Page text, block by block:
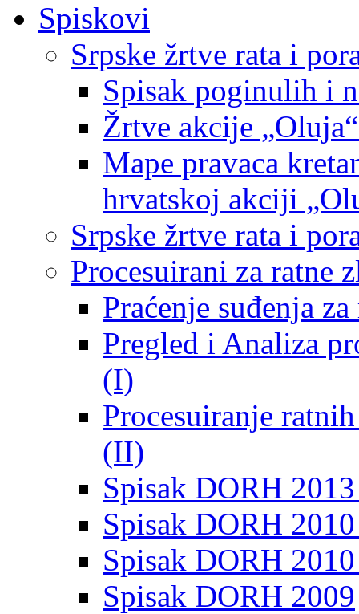
Spiskovi
Srpske žrtve rata i
Spisak poginulih i
Žrtve akcije
Mape pravaca
hrvatskoj akciji
Srpske žrtve rata i
Procesuirani za ratne
Praćenje suđenja
Pregled i Analiza
(I)
Procesuiranje
(II)
Spisak DORH
Spisak DORH
Spisak DORH
Spisak DORH 2009